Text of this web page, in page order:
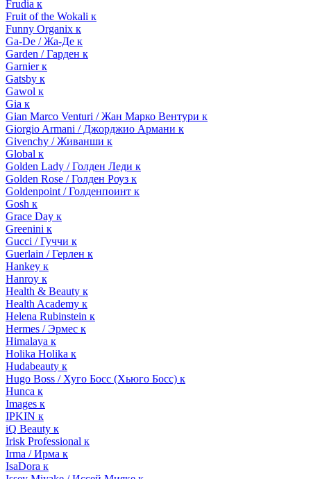
Frudia к
Fruit of the Wokali к
Funny Organix к
Ga-De / Жа-Де к
Garden / Гарден к
Garnier к
Gatsby к
Gawol к
Gia к
Gian Marco Venturi / Жан Марко Вентури к
Giorgio Armani / Джорджио Армани к
Givenchy / Живанши к
Global к
Golden Lady / Голден Леди к
Golden Rose / Голден Роуз к
Goldenpoint / Голденпоинт к
Gosh к
Grace Day к
Greenini к
Gucci / Гуччи к
Guerlain / Герлен к
Hankey к
Hanroy к
Health & Beauty к
Health Academy к
Helena Rubinstein к
Hermes / Эрмес к
Himalaya к
Holika Holika к
Hudabeauty к
Hugo Boss / Хуго Босс (Хьюго Босс) к
Hunca к
Images к
IPKIN к
iQ Beauty к
Irisk Professional к
Irma / Ирма к
IsaDora к